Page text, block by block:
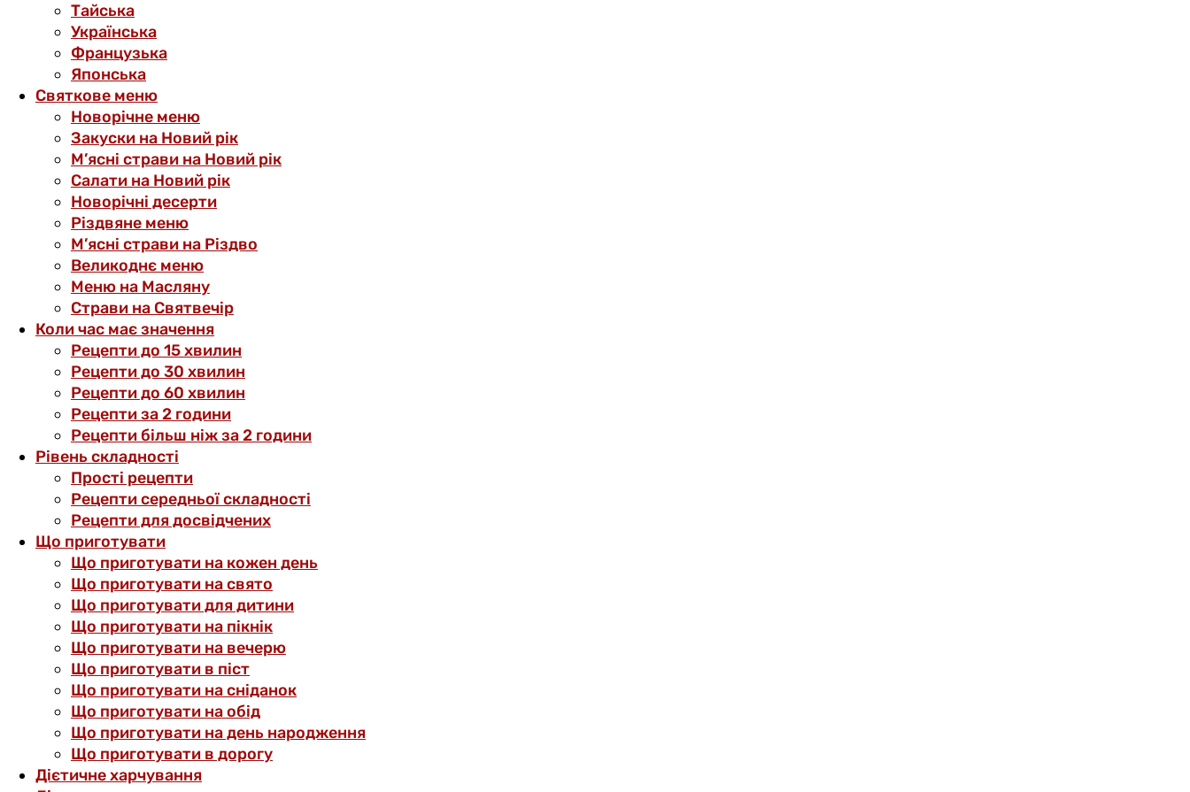
Тайська
Українська
Французька
Японська
Святкове меню
Новорічне меню
Закуски на Новий рік
М’ясні страви на Новий рік
Салати на Новий рік
Новорічні десерти
Різдвяне меню
М’ясні страви на Різдво
Великоднє меню
Меню на Масляну
Страви на Святвечір
Коли час має значення
Рецепти до 15 хвилин
Рецепти до 30 хвилин
Рецепти до 60 хвилин
Рецепти за 2 години
Рецепти більш ніж за 2 години
Рівень складності
Прості рецепти
Рецепти середньої складності
Рецепти для досвідчених
Що приготувати
Що приготувати на кожен день
Що приготувати на свято
Що приготувати для дитини
Що приготувати на пікнік
Що приготувати на вечерю
Що приготувати в піст
Що приготувати на сніданок
Що приготувати на обід
Що приготувати на день народження
Що приготувати в дорогу
Дієтичне харчування